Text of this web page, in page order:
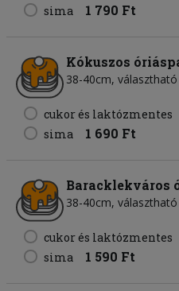
sima 1 790 Ft
Kókuszos
38-40cm,
cukor és laktózmentes
sima 1 690 Ft
Baracklekváros
38-40cm,
cukor és laktózmentes
sima 1 590 Ft